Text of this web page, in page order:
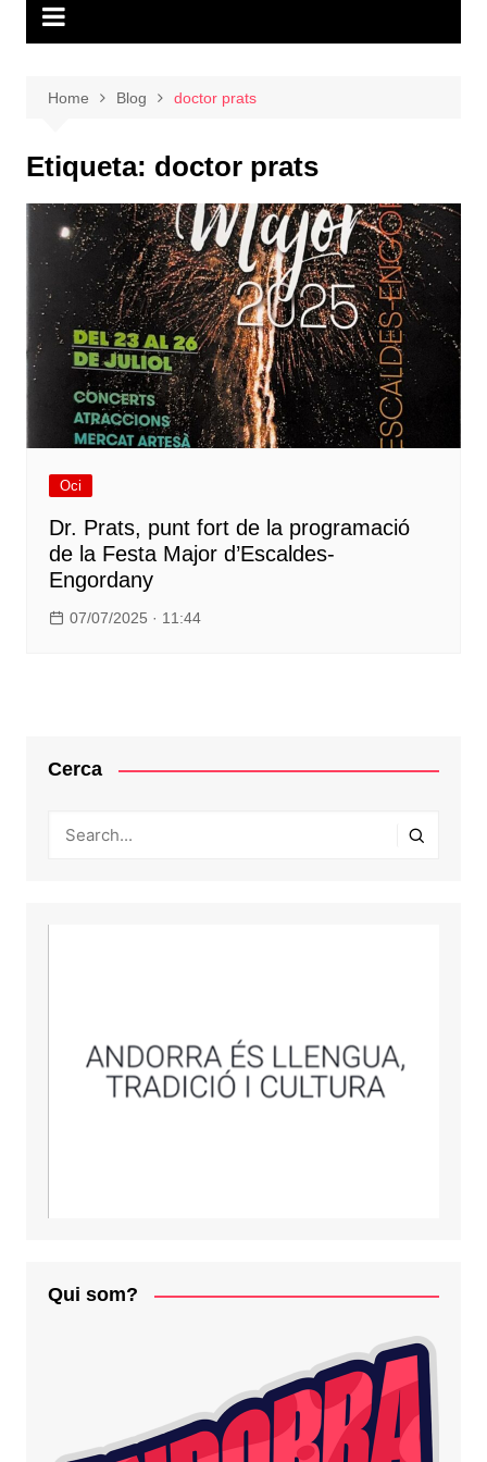
Home Blog doctor prats
Etiqueta: doctor prats
Oci
Dr. Prats, punt fort de la programació
de la Festa Major d’Escaldes-
Engordany
07/07/2025 · 11:44
Cerca
Qui som?